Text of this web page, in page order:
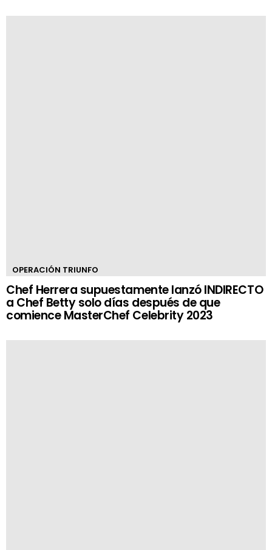
OPERACIÓN TRIUNFO
Chef Herrera supuestamente lanzó INDIRECTO
a Chef Betty solo días después de que
comience MasterChef Celebrity 2023